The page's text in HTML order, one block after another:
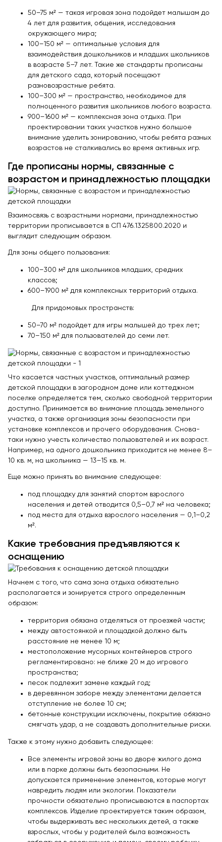
О компании▼
Партнёрам▼
Новости
Портфолио
Контакты
Личный кабинет
50–75 м² — такая игровая зона подойдет малышам до
4 лет для развития, общения, исследования
окружающего мира;
100–150 м² — оптимальные условия для
взаимодействия дошкольников и младших школьников
в возрасте 5–7 лет. Такие же стандарты прописаны
для детского сада, который посещают
разновозрастные ребята.
100–300 м² — пространство, необходимое для
полноценного развития школьников любого возраста.
900–1600 м² — комплексная зона отдыха. При
проектировании таких участков нужно большое
внимание уделить зонированию, чтобы ребята разных
возрастов не сталкивались во время активных игр.
Где прописаны нормы, связанные с
возрастом и принадлежностью площадки
Взаимосвязь с возрастными нормами, принадлежностью
территории прописывается в СП 476.1325800.2020 и
выглядит следующим образом.
Для зоны общего пользования:
100–300 м² для школьников младших, средних
классов;
600–1900 м² для комплексных территорий отдыха.
Для придомовых пространств:
50–70 м² подойдет для игры малышей до трех лет;
70–150 м² для пользователей до семи лет.
Что касается частных участков, оптимальный размер
детской площадки в загородном доме или коттеджном
поселке определяется тем, сколько свободной территории
доступно. Принимается во внимание площадь земельного
участка, а также организация зоны безопасности при
установке комплексов и прочего оборудования. Снова-
таки нужно учесть количество пользователей и их возраст.
Например, на одного дошкольника приходится не менее 8–
10 кв. м, на школьника — 13–15 кв. м.
Еще можно принять во внимание следующее:
под площадку для занятий спортом взрослого
населения и детей отводится 0,5–0,7 м² на человека;
под места для отдыха взрослого населения — 0,1–0,2
м².
Какие требования предъявляются к
оснащению
Начнем с того, что сама зона отдыха обязательно
располагается и зонируется строго определенным
образом:
территория обязана отделяться от проезжей части;
между автостоянкой и площадкой должно быть
расстояние не менее 10 м;
местоположение мусорных контейнеров строго
регламентировано: не ближе 20 м до игрового
пространства;
песок подлежит замене каждый год;
в деревянном заборе между элементами делается
отступление не более 10 см;
бетонные конструкции исключены, покрытие обязано
смягчать удар, а не создавать дополнительные риски.
Также к этому нужно добавить следующее:
Все элементы игровой зоны во дворе жилого дома
или в парке должны быть безопасными. Не
допускается применение элементов, которые могут
навредить людям или экологии. Показатели
прочности обязательно прописываются в паспортах
комплексов. Изделие проектируется таким образом,
чтобы выдерживать вес нескольких детей, а также
взрослых, чтобы у родителей была возможность